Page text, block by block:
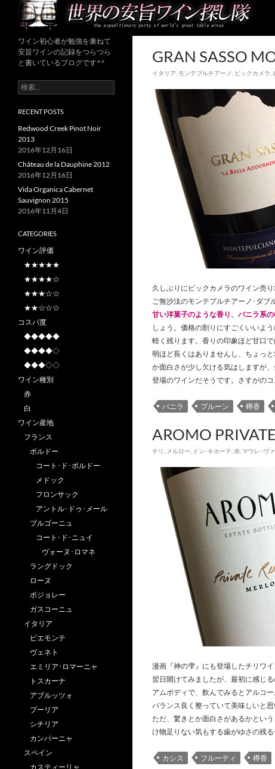
世界の安旨ワイン探し隊 GRAN SASSO
イタリア モンテプルチアーノ ビックカメラ
久しぶりにビックカメラのワイン売
ご無沙汰のモンテプルチアーノ･ダブ
甘い洋菓子のような香り 。 バニラ系
しょう。価格の割りにすごくいいよ
軽く残ります。香りの印象ほど甘口で
明ほど長くはありませんし、ちょっ
か面白さが少し欠ける気はしますが
登場のワインだそうです。さすがのコ
バニラ プルーン 樽香
AROMO
チリ メルロー ドン･キホーテ 赤 マウレ･ヴ
漫画『神の雫』にも登場したチリワ
翌日開けてみましたが、最初に感じる
アムボディで、飲んでみるとアルコ
バランス良く整っていて美味しいと
ただ、驚きとか面白さがあるかとい
け物足りない気もする歯がゆさの残る
カシス フルーティ 樽香
ワイン初心者が普段飲みにいい安旨
ワインを探し続けるブログ
ワイン初心者が勉強を兼ねて
安旨ワインの記録をつらつら
と書いているブログです^^
検
索:
RECENT POSTS
Redwood Creek Pinot Noir
2013
2016年12月16日
Château de la Dauphine 2012
2016年12月16日
Vida Organica Cabernet
Sauvignon 2015
2016年11月4日
CATEGORIES
ワイン評価
★★★★★
★★★★☆
★★★☆☆
★★☆☆☆
コスパ度
◆◆◆◆◆
◆◆◆◆◇
◆◆◆◇◇
ワイン種別
赤
白
ワイン産地
フランス
ボルドー
コート･ド･ボルドー
メドック
フロンサック
アントル･ドゥ･メール
ブルゴーニュ
コート･ド･ニュイ
ヴォーヌ･ロマネ
ラングドック
ローヌ
ボジョレー
ガスコーニュ
イタリア
ピエモンテ
ヴェネト
エミリア･ロマーニャ
トスカーナ
アブルッツォ
プーリア
シチリア
カンパーニャ
スペイン
カスティーリャ